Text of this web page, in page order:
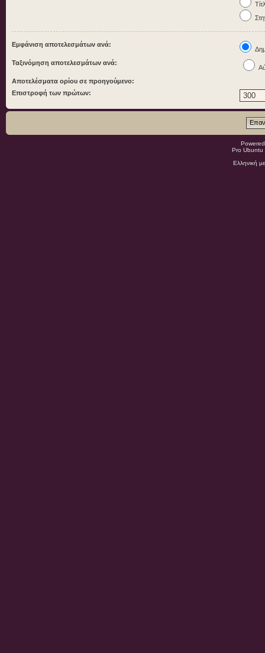
Εμφάνιση αποτελεσμάτων ανά:
Ταξινόμηση αποτελεσμάτων ανά:
Αποτελέσματα ορίου σε προηγούμενο:
Επιστροφή των πρώτων:
Pro
Ελληνική